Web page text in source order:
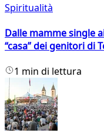
Spiritualità
Dalle mamme single
“casa” dei genitori di
1 min di lettura